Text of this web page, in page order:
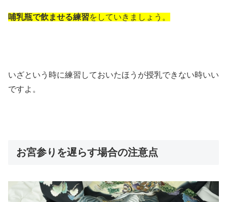
哺乳瓶で飲ませる練習をしていきましょう。
いざという時に練習しておいたほうが授乳できない時いい
ですよ。
お宮参りを遅らす場合の注意点